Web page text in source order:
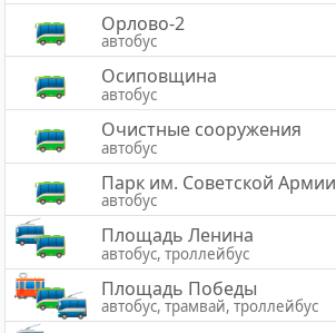
Орлово-2
автобус
Осиповщина
автобус
Очистные сооружения
автобус
Парк им. Советской Армии
автобус
Площадь Ленина
автобус, троллейбус
Площадь Победы
автобус, трамвай, троллейбус